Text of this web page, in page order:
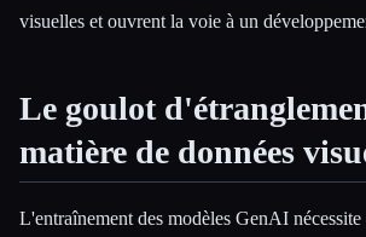
visuelles et ouvrent la voie à un
Le goulot
matière de données
L'entraînement des modèles GenAI